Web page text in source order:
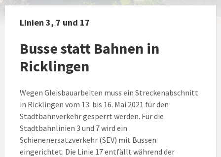
Linien 3, 7 und 17
Busse statt Bahnen in
Ricklingen
Wegen Gleisbauarbeiten muss ein Streckenabschnitt
in Ricklingen vom 13. bis 16. Mai 2021 für den
Stadtbahnverkehr gesperrt werden. Für die
Stadtbahnlinien 3 und 7 wird ein
Schienenersatzverkehr (SEV) mit Bussen
eingerichtet. Die Linie 17 entfällt während der